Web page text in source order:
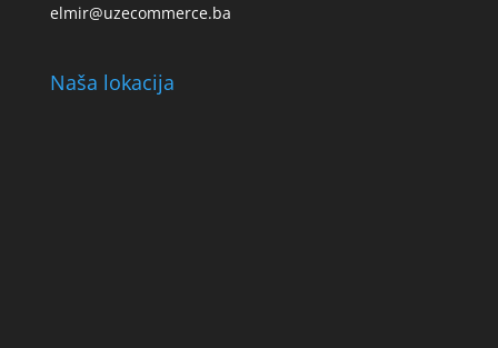
elmir@uzecommerce.ba
Naša lokacija